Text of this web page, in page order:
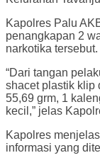
Kapolres Palu
penangkapan 2
narkotika tersebut.
“Dari tangan
shacet plastik klip
55,69 grm, 1
kecil,” jelas
Kapolres
informasi yang